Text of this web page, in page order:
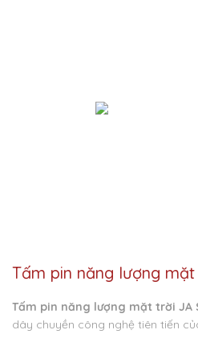
Tấm pin năng lượng
Tấm pin năng lượng mặt trời JA
dây chuyền công nghệ tiên tiến